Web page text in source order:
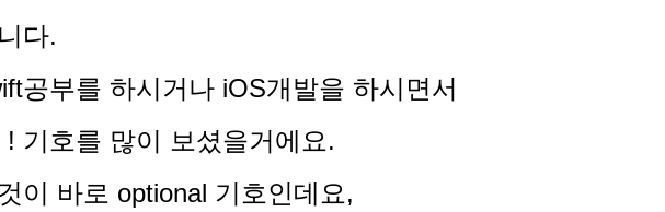
다.
공부를 하시거나 iOS개발을 하시면서
! 기호를 많이 보셨을거에요.
이 바로 optional 기호인데요,